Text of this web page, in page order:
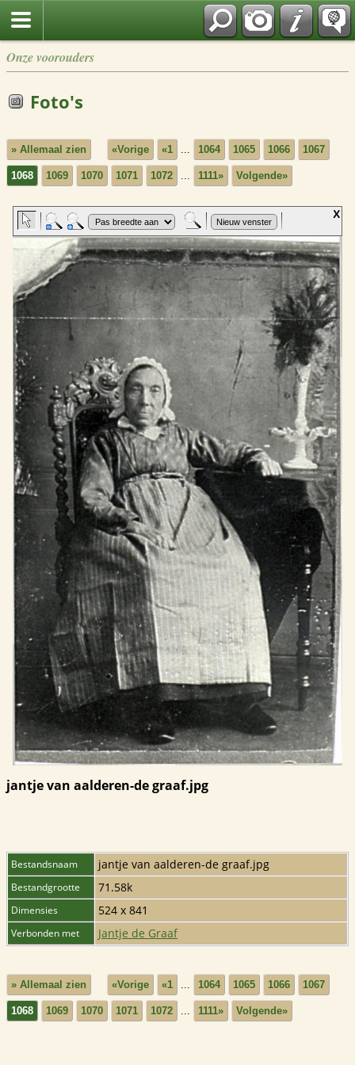
Onze voorouders
Foto's
» Allemaal zien «Vorige «1 ... 1064 1065 1066 1067
1068 1069 1070 1071 1072 ... 1111» Volgende»
jantje van aalderen-de graaf.jpg
Bestandsnaam jantje van aalderen-de graaf.jpg
Bestandgrootte 71.58k
Dimensies 524 x 841
Verbonden met Jantje de Graaf
» Allemaal zien «Vorige «1 1064 1065 1066 1067
1068 1069 1070 1071 1072 1111» Volgende»